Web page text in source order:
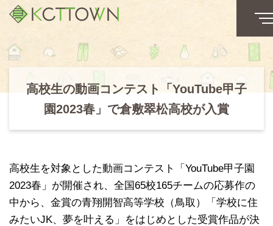
高校生の動画コンテスト「YouTube甲子
園2023春」で倉敷翠松高校が入賞
高校生を対象とした動画コンテスト「YouTube甲子園
2023春」が開催され、全国65校165チームの応募作の
中から、金賞の青翔開智高等学校（鳥取）「学校に住
みたいJK、夢を叶える」をはじめとした受賞作品が決